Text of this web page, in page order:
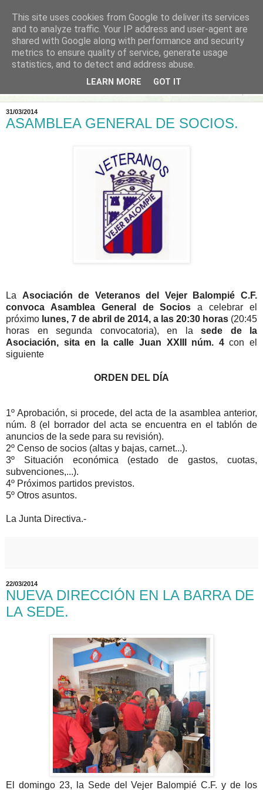
31/03/2014
ASAMBLEA GENERAL DE SOCIOS.
La Asociación de Veteranos del Vejer Balompié C.F.
convoca Asamblea General de Socios a celebrar el
próximo lunes, 7 de abril de 2014, a las 20:30 horas (20:45
horas en segunda convocatoria), en la sede de la
Asociación, sita en la calle Juan XXIII núm. 4con el
siguiente
ORDEN DEL DÍA
1º Aprobación, si procede, del acta de la asamblea anterior,
núm. 8 (el borrador del acta se encuentra en el tablón de
anuncios de la sede para su revisión).
2º Censo de socios (altas y bajas, carnet...).
3º Situación económica (estado de gastos, cuotas,
subvenciones,...).
4º Próximos partidos previstos.
5º Otros asuntos.
La Junta Directiva.-
22/03/2014
NUEVA DIRECCIÓN EN LA BARRA DE
LA SEDE.
El domingo 23, la Sede del Vejer Balompié C.F. y de los
This site uses cookies from Google to deliver its services
and to analyze traffic. Your IP address and user-agent are
shared with Google along with performance and security
metrics to ensure quality of service, generate usage
statistics, and to detect and address abuse.
LEARN MORE GOT IT